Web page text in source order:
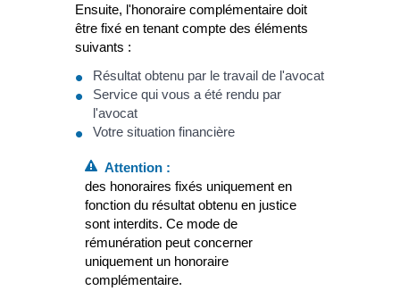
Ensuite, l'honoraire complémentaire doit
être fixé en tenant compte des éléments
suivants :
Résultat obtenu par le travail de l'avocat
Service qui vous a été rendu par
l'avocat
Votre situation financière
Attention :
des honoraires fixés uniquement en
fonction du résultat obtenu en justice
sont interdits. Ce mode de
rémunération peut concerner
uniquement un honoraire
complémentaire.